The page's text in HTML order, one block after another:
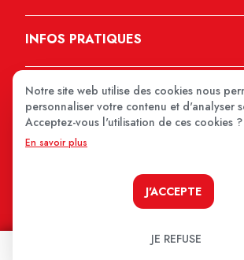
INFOS PRATIQUES
Notre site web utilise des cookies nous
personnaliser votre contenu et d'analyser
Acceptez-vous l'utilisation de ces cookies ?
En savoir plus
J'ACCEPTE
JE REFUSE